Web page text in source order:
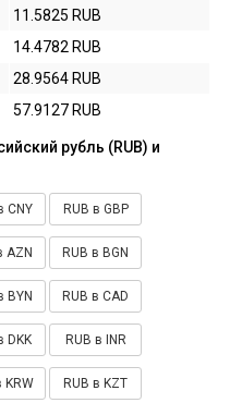
11.5825 RUB
14.4782 RUB
28.9564 RUB
57.9127 RUB
рубль (RUB) и
CNY RUB в GBP
AZN RUB в BGN
BYN RUB в CAD
DKK RUB в INR
KRW RUB в KZT